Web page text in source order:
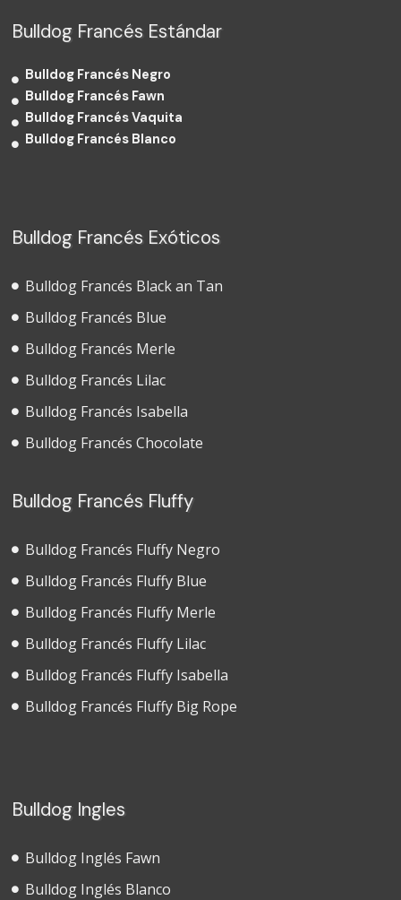
Bulldog Francés Estándar
Bulldog Francés Negro
Bulldog Francés Fawn
Bulldog Francés Vaquita
Bulldog Francés Blanco
Bulldog Francés Exóticos
Bulldog Francés Black an Tan
Bulldog Francés Blue
Bulldog Francés Merle
Bulldog Francés Lilac
Bulldog Francés Isabella
Bulldog Francés Chocolate
Bulldog Francés Fluffy
Bulldog Francés Fluffy Negro
Bulldog Francés Fluffy Blue
Bulldog Francés Fluffy Merle
Bulldog Francés Fluffy Lilac
Bulldog Francés Fluffy Isabella
Bulldog Francés Fluffy Big Rope
Bulldog Ingles
Bulldog Inglés Fawn
Bulldog Inglés Blanco